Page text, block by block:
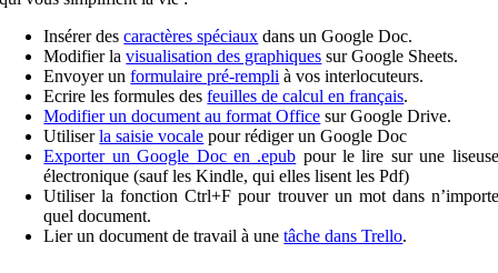
Insérer descaractères spéciaux dans un Google Doc.
Modifier lavisualisation des graphiques sur Google Sheets.
Envoyer unformulaire pré-rempli à vos interlocuteurs.
Ecrire les formules desfeuilles de calcul en français.
Modifier un document au format Office sur Google Drive.
Utiliserla saisie vocale pour rédiger un Google Doc
Exporter un Google Doc en .epub pour le lire sur une liseuse
électronique (sauf les Kindle, qui elles lisent les Pdf)
Utiliser la fonction Ctrl+F pour trouver un mot dans n’importe
quel document.
Lier un document de travail à unetâche dans Trello.